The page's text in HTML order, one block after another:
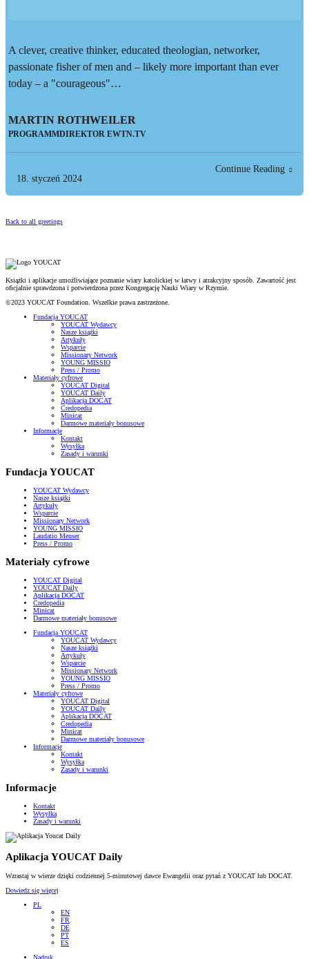
A clever, creative thinker, educated theologian, networker,
passionate fisher of men and – likely more important than ever
today – a "courageous"…
MARTIN ROTHWEILER
PROGRAMMDIREKTOR EWTN.TV
18. styczeń 2024
Continue Reading
Back to all greetings
Książki i aplikacje umożliwiające poznanie wiary katolickiej w łatwy i atrakcyjny sposób. Zawartość jest
oficjalnie sprawdzona i potwierdzona przez Kongregację Nauki Wiary w Rzymie.
©2023 YOUCAT Foundation. Wszelkie prawa zastrzeżone.
Fundacja YOUCAT
YOUCAT Wydawcy
Nasze książki
Artykuły
Wsparcie
Missionary Network
YOUNG MISSIO
Press / Promo
Materiały cyfrowe
YOUCAT Digital
YOUCAT Daily
Aplikacja DOCAT
Credopedia
Minicat
Darmowe materiały bonusowe
Informacje
Kontakt
Wysyłka
Zasady i warunki
Fundacja YOUCAT
YOUCAT Wydawcy
Nasze książki
Artykuły
Wsparcie
Missionary Network
YOUNG MISSIO
Laudatio Meuser
Press / Promo
Materiały cyfrowe
YOUCAT Digital
YOUCAT Daily
Aplikacja DOCAT
Credopedia
Minicat
Darmowe materiały bonusowe
Fundacja YOUCAT
YOUCAT Wydawcy
Nasze książki
Artykuły
Wsparcie
Missionary Network
YOUNG MISSIO
Press / Promo
Materiały cyfrowe
YOUCAT Digital
YOUCAT Daily
Aplikacja DOCAT
Credopedia
Minicat
Darmowe materiały bonusowe
Informacje
Kontakt
Wysyłka
Zasady i warunki
Informacje
Kontakt
Wysyłka
Zasady i warunki
Aplikacja YOUCAT Daily
Wzrastaj w wierze dzięki codziennej 5-minutowej dawce Ewangelii oraz pytań z YOUCAT lub DOCAT.
Dowiedz się więcej
PL
EN
FR
DE
PT
ES
Nadruk